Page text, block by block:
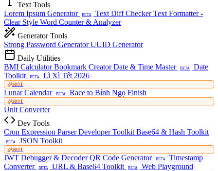
Text Tools
Lorem Ipsum Generator
BETA Text Diff CheckerText Formatter -
Clear Style Word Counter & Analyzer
Generator Tools
Strong Password GeneratorUUID Generator
Daily Utilities
BMI CalculatorBookmark CreatorDate & Time Master BETA
Date
Toolkit
BETA Lì Xì Tết 2026
HOT
Lunar Calendar BETA Race to Bính Ngọ Finish
HOT
Unit Converter
Dev Tools
Cron Expression ParserDeveloper Toolkit Base64 & Hash Toolkit
BETA JSON Toolkit
HOT
JWT Debugger & DecoderQR Code Generator BETA
Timestamp
Converter
BETA URL & Base64 Toolkit BETA Web Playground